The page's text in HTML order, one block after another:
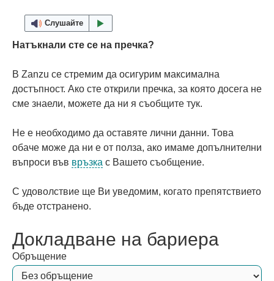
Слушайте
Натъкнали сте се на пречка?
В Zanzu се стремим да осигурим максимална
достъпност. Ако сте открили пречка, за която досега не
сме знаели, можете да ни я съобщите тук.
Не е необходимо да оставяте лични данни. Това
обаче може да ни е от полза, ако имаме допълнителни
въпроси във връзка с Вашето съобщение.
С удоволствие ще Ви уведомим, когато препятствието
бъде отстранено.
Докладване на бариера
Обръщение